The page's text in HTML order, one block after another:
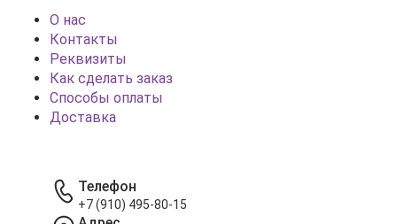
О нас
Контакты
Реквизиты
Как сделать заказ
Способы оплаты
Доставка
Телефон
+7 (910) 495-80-15